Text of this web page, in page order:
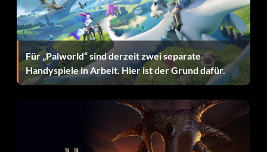
sich 100.000 Gold in einer Truhe mit Schlossstufe 100 und
einer Fallenfalle. Es ist vielleicht schwer zu finden, aber die
Mühe lohnt sich.
Gute Rüstung:
Bei Ghostgate gibt es wirklich gute Rüstungen. In einem der
Räume befinden sich Glasrüstungen und Glaswaffen. Finde
Für „Palworld“ sind derzeit zwei separate
Handyspiele in Arbeit. Hier ist der Grund dafür.